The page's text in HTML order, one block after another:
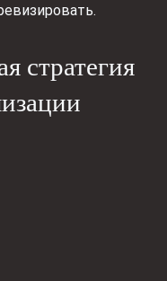
стратегия